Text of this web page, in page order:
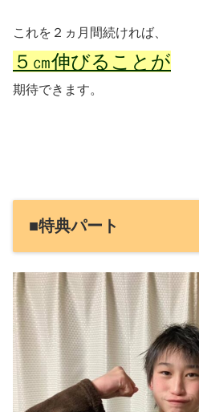
これを２ヵ月間続ければ、
５㎝伸びることが
期待できます。
■特典パート